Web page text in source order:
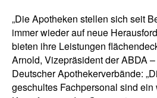
„Die Apotheken stellen sich seit
immer wieder auf neue
bieten ihre Leistungen
Arnold, Vizepräsident der ABDA
Deutscher Apothekerverbände:
geschultes Fachpersonal sind